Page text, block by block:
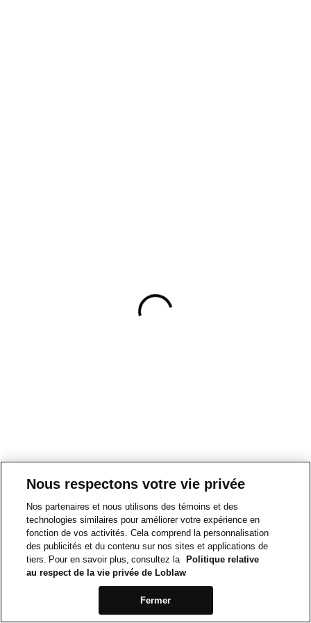
Nous respectons votre vie privée
Nos partenaires et nous utilisons des témoins et des
technologies similaires pour améliorer votre expérience en
fonction de vos activités. Cela comprend la personnalisation
des publicités et du contenu sur nos sites et applications de
tiers. Pour en savoir plus, consultez la
Politique relative
au respect de la vie privée de Loblaw
Fermer